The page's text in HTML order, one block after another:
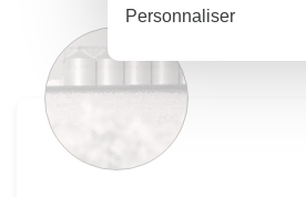
Personnaliser